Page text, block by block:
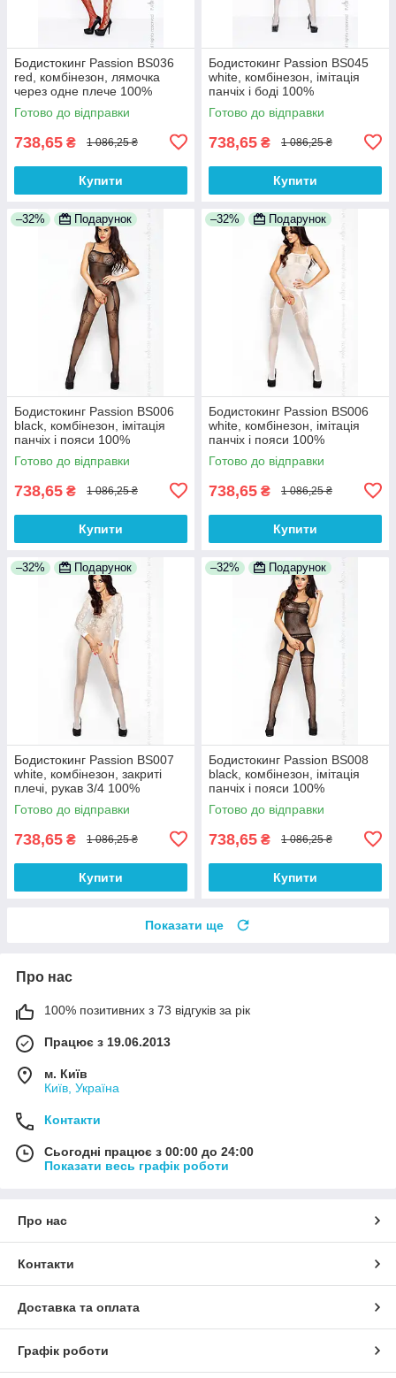
Бодистокинг Passion BS036
red, комбінезон, лямочка
через одне плече 100%
Анонімності
Готово до відправки
738,65 ₴ 1 086,25 ₴
Купити
Бодистокинг Passion BS045
white, комбінезон, імітація
панчіх і боді 100%
Анонімності
Готово до відправки
738,65 ₴ 1 086,25 ₴
Купити
–32% Подарунок
Бодистокинг Passion BS006
black, комбінезон, імітація
панчіх і пояси 100%
Анонімності
Готово до відправки
738,65 ₴ 1 086,25 ₴
Купити
–32% Подарунок
Бодистокинг Passion BS006
white, комбінезон, імітація
панчіх і пояси 100%
Анонімності
Готово до відправки
738,65 ₴ 1 086,25 ₴
Купити
–32% Подарунок
Бодистокинг Passion BS007
white, комбінезон, закриті
плечі, рукав 3/4 100%
Анонімності
Готово до відправки
738,65 ₴ 1 086,25 ₴
Купити
–32% Подарунок
Бодистокинг Passion BS008
black, комбінезон, імітація
панчіх і пояси 100%
Анонімності
Готово до відправки
738,65 ₴ 1 086,25 ₴
Купити
Показати ще
Про нас
100% позитивних з 73 відгуків за рік
Працює з 19.06.2013
м. Київ
Київ, Україна
Контакти
Сьогодні працює з 00:00 до 24:00
Показати весь графік роботи
Про нас
Контакти
Доставка та оплата
Графік роботи